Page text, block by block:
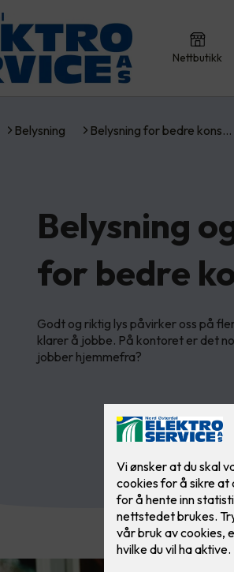
Nettbutikk
Belysning Belysning for bedre kons…
Belysning
for bedre
Godt og riktig lys påvirker oss på
klarer å jobbe. På kontoret er det
jobber hjemmefra?